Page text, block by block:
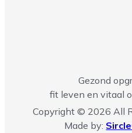
Gezond
fit leven en vitaal
Copyright © 2026 All
Made by: